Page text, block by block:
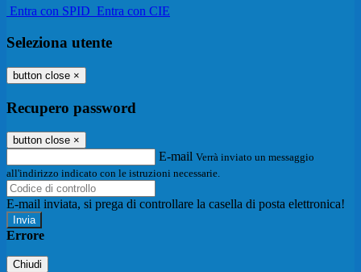
Entra con SPID Entra con CIE
Seleziona utente
button close ×
Recupero password
button close ×
E-mail Verrà inviato un messaggio
all'indirizzo indicato con le istruzioni necessarie.
E-mail inviata, si prega di controllare la casella di posta elettronica!
Errore
Chiudi